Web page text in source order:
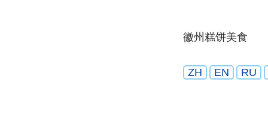
徽州糕饼美食
ZH EN RU